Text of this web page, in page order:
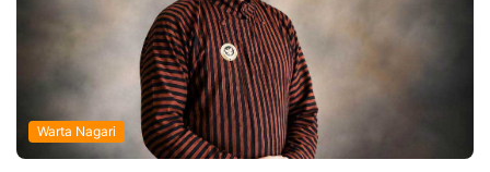
Warta Nagari